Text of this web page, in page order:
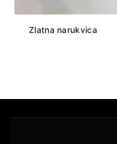
Zlatna narukvica